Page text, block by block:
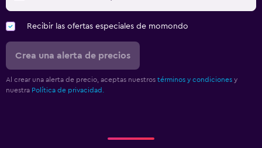
Recibir las ofertas especiales de momondo
Crea una alerta de precios
Al crear una alerta de precio, aceptas nuestros términos y condiciones y
nuestra Política de privacidad.